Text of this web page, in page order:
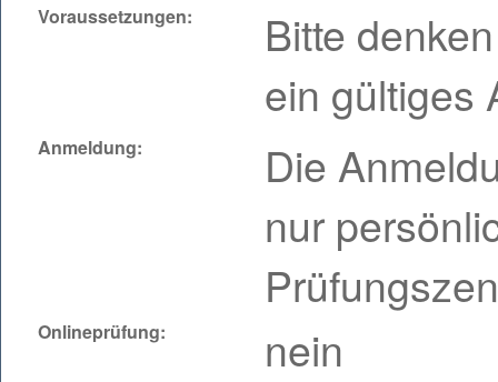
Voraussetzungen:
Bitte
ein gültiges
Anmeldung:
Die
nur
Onlineprüfung: nein